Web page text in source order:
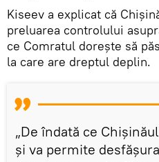
Kiseev a explicat că
preluarea controlului
ce Comratul dorește să
la care are dreptul deplin.
„De îndată ce
și va permite